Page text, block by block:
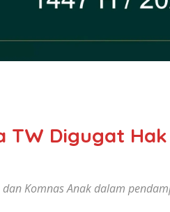
TW Digugat Hak
dan Komnas Anak dalam